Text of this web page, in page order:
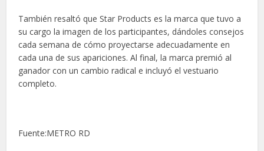
También resaltó que Star Products es la marca que tuvo a
su cargo la imagen de los participantes, dándoles consejos
cada semana de cómo proyectarse adecuadamente en
cada una de sus apariciones. Al final, la marca premió al
ganador con un cambio radical e incluyó el vestuario
completo.
Fuente:METRO RD